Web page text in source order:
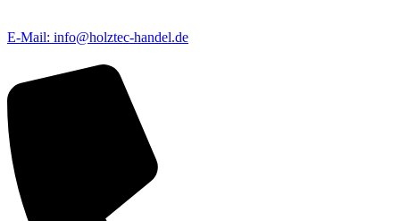
E-Mail: info@holztec-handel.de